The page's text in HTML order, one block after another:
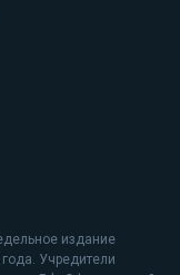
издание
Учредители